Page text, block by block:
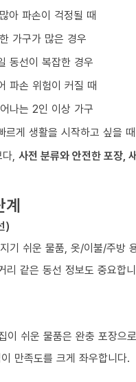
아 파손이 걱정될 때
가구가 많은 경우
동선이 복잡한 경우
파손 위험이 커질 때
나는 2인 이상 가구
르게 생활을 시작하고 싶을 때
, 사전 분류와 안전한 포장,
계
)
기 쉬운 물품, 옷/이불/주방
리 같은 동선 정보도 중요합
이 쉬운 물품은 완충 포장으
만족도를 크게 좌우합니다.